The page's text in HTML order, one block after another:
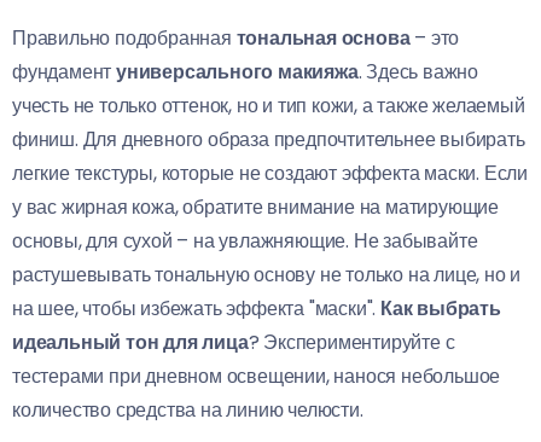
Правильно подобранная тональная основа– это
фундаментуниверсального макияжа. Здесь важно
учесть не только оттенок, но и тип кожи, а также желаемый
финиш. Для дневного образа предпочтительнее выбирать
легкие текстуры, которые не создают эффекта маски. Если
у вас жирная кожа, обратите внимание на матирующие
основы, для сухой – на увлажняющие. Не забывайте
растушевывать тональную основу не только на лице, но и
на шее, чтобы избежать эффекта "маски". Как выбрать
идеальный тон для лица? Экспериментируйте с
тестерами при дневном освещении, нанося небольшое
количество средства на линию челюсти.